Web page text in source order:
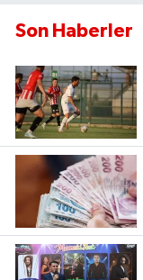
Son Haberler